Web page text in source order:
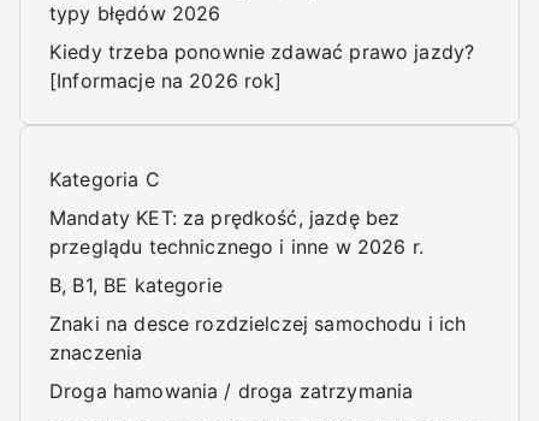
typy błędów 2026
Kiedy trzeba ponownie zdawać prawo jazdy?
[Informacje na 2026 rok]
Kategoria C
Mandaty KET: za prędkość, jazdę bez
przeglądu technicznego i inne w 2026 r.
B, B1, BE kategorie
Znaki na desce rozdzielczej samochodu i ich
znaczenia
Droga hamowania / droga zatrzymania